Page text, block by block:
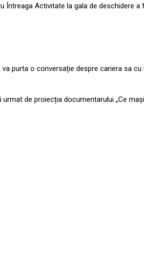
Întreaga Activitate la gala de deschidere
purta o conversație despre cariera sa
urmat de proiecția documentarului „Ce